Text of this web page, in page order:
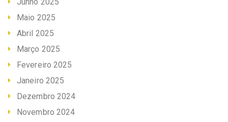
Maio 2025
Abril 2025
Março 2025
Fevereiro 2025
Janeiro 2025
Dezembro 2024
Novembro 2024